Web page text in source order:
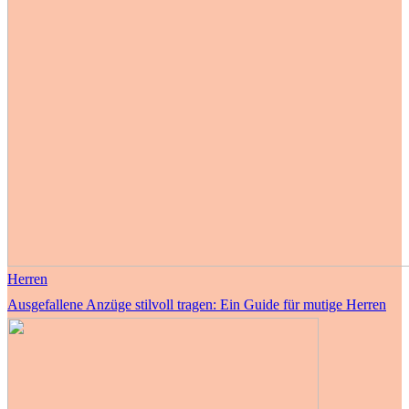
Herren
Ausgefallene Anzüge stilvoll tragen: Ein Guide für mutige Herren